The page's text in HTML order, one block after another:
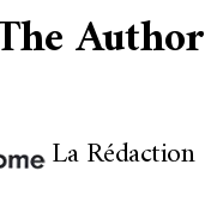
Author
La Rédaction